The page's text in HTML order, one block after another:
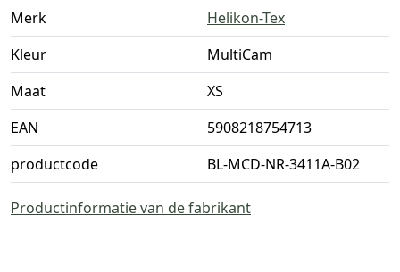
Merk
Helikon-Tex
Kleur
MultiCam
Maat
XS
EAN
5908218754713
productcode
BL-MCD-NR-3411A-B02
Productinformatie van de fabrikant